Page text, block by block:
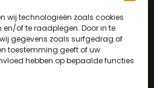
wij technologieën zoals cookies
of te raadplegen. Door in te
gegevens zoals surfgedrag of
toestemming geeft of uw
hebben op bepaalde functies